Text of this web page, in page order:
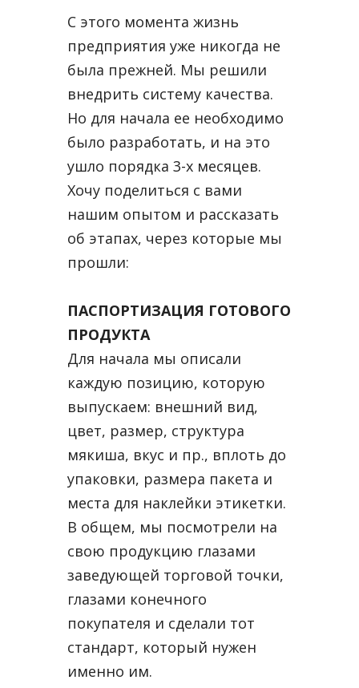
С этого момента жизнь
предприятия уже никогда не
была прежней. Мы решили
внедрить систему качества.
Но для начала ее необходимо
было разработать, и на это
ушло порядка 3-х месяцев.
Хочу поделиться с вами
нашим опытом и рассказать
об этапах, через которые мы
прошли:
ПАСПОРТИЗАЦИЯ ГОТОВОГО
ПРОДУКТА
Для начала мы описали
каждую позицию, которую
выпускаем: внешний вид,
цвет, размер, структура
мякиша, вкус и пр., вплоть до
упаковки, размера пакета и
места для наклейки этикетки.
В общем, мы посмотрели на
свою продукцию глазами
заведующей торговой точки,
глазами конечного
покупателя и сделали тот
стандарт, который нужен
именно им.